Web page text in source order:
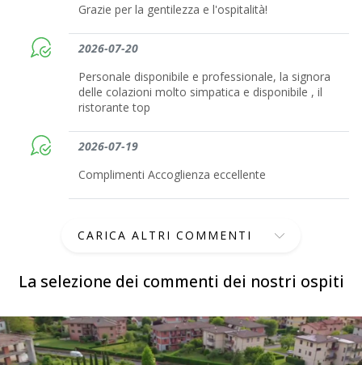
La selezione dei commenti dei nostri ospiti
Grazie per la gentilezza e l'ospitalità!
2026-07-20
Personale disponibile e professionale, la signora
delle colazioni molto simpatica e disponibile , il
ristorante top
2026-07-19
Complimenti Accoglienza eccellente
CARICA ALTRI COMMENTI